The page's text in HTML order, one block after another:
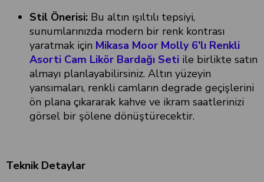
Stil Önerisi: Bu altın ışıltılı tepsiyi,
sunumlarınızda modern bir renk kontrası
yaratmak için Mikasa Moor Molly 6'lı Renkli
Asorti Cam Likör Bardağı Seti ile birlikte satın
almayı planlayabilirsiniz. Altın yüzeyin
yansımaları, renkli camların degrade geçişlerini
ön plana çıkararak kahve ve ikram saatlerinizi
görsel bir şölene dönüştürecektir.
Teknik Detaylar